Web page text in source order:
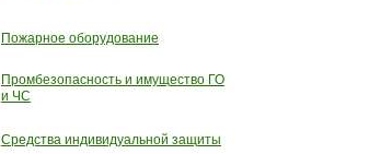
Пожарное оборудование
Промбезопасность и имущество ГО
и ЧС
Средства индивидуальной защиты